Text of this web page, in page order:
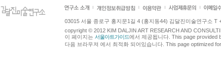
03015 서울 종로구 홍지문1길 4 (홍지동44) 김달진미술연구소 T
copyright © 2012 KIM DALJIN ART RESEARCH AND
이 페이지는 서울아트가이드에서 제공됩니다. This page provided
다음 브라우져 에서 최적화 되어있습니다. This page optimized